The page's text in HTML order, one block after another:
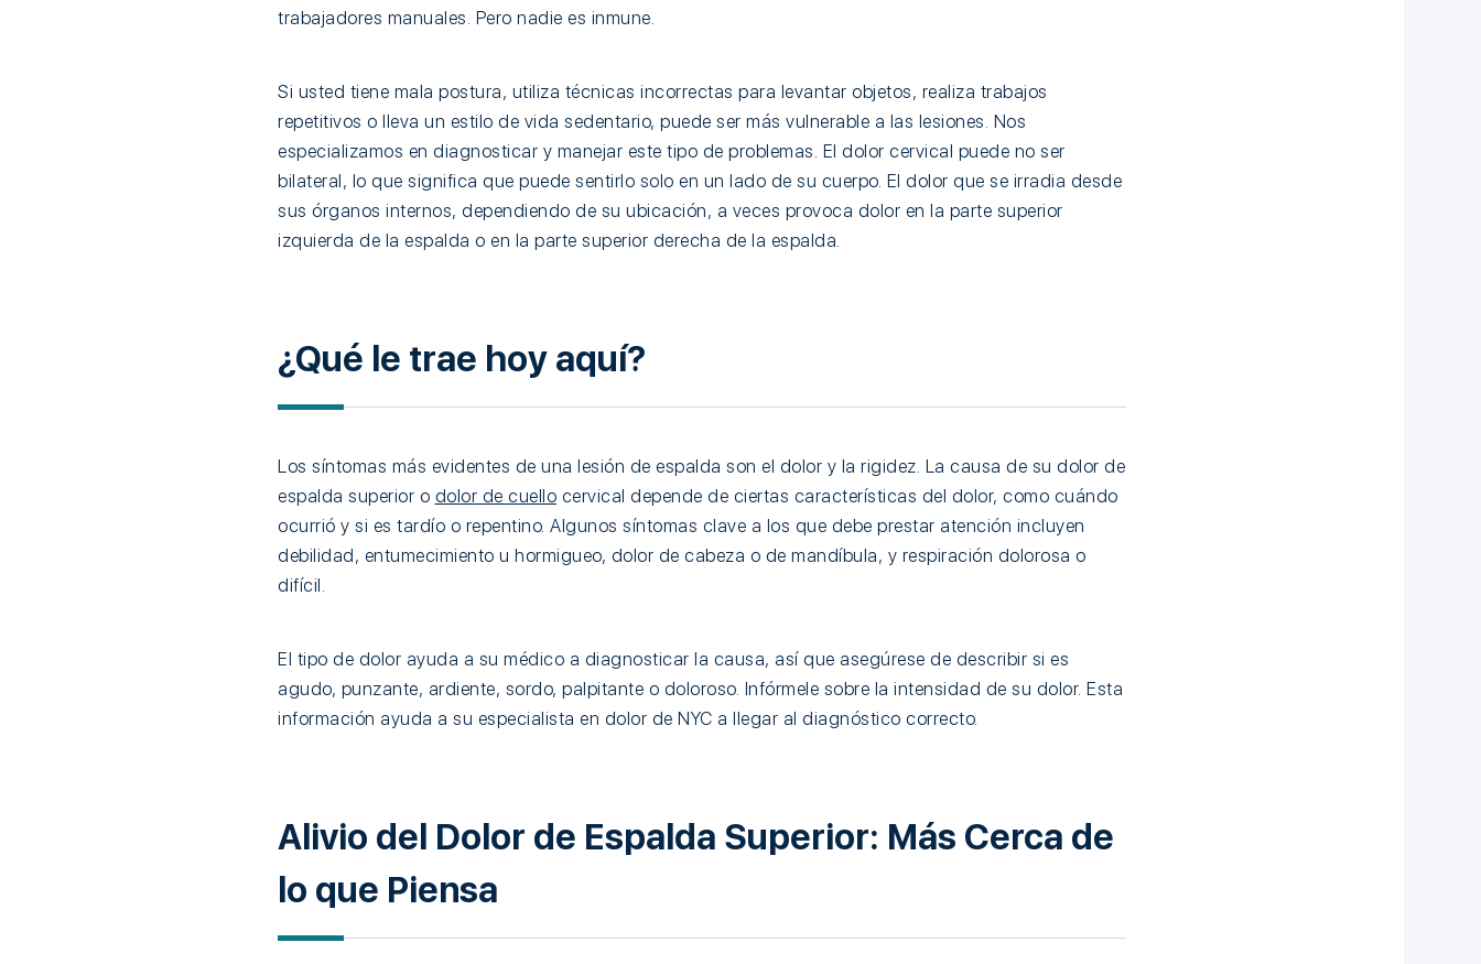
trabajadores manuales. Pero nadie es inmune.
Si usted tiene mala postura, utiliza técnicas incorrectas para levantar objetos, realiza trabajos
repetitivos o lleva un estilo de vida sedentario, puede ser más vulnerable a las lesiones. Nos
especializamos en diagnosticar y manejar este tipo de problemas. El dolor cervical puede no ser
bilateral, lo que significa que puede sentirlo solo en un lado de su cuerpo. El dolor que se irradia desde
sus órganos internos, dependiendo de su ubicación, a veces provoca dolor en la parte superior
izquierda de la espalda o en la parte superior derecha de la espalda.
¿Qué le trae hoy aquí?
Los síntomas más evidentes de una lesión de espalda son el dolor y la rigidez. La causa de su dolor de
espalda superior o dolor de cuello cervical depende de ciertas características del dolor, como cuándo
ocurrió y si es tardío o repentino. Algunos síntomas clave a los que debe prestar atención incluyen
debilidad, entumecimiento u hormigueo, dolor de cabeza o de mandíbula, y respiración dolorosa o
difícil.
El tipo de dolor ayuda a su médico a diagnosticar la causa, así que asegúrese de describir si es
agudo, punzante, ardiente, sordo, palpitante o doloroso. Infórmele sobre la intensidad de su dolor. Esta
información ayuda a su especialista en dolor de NYC a llegar al diagnóstico correcto.
Alivio del Dolor de Espalda Superior: Más Cerca de
lo que Piensa